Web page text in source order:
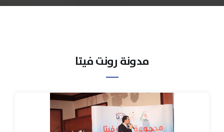
مدونة رونت فيتا